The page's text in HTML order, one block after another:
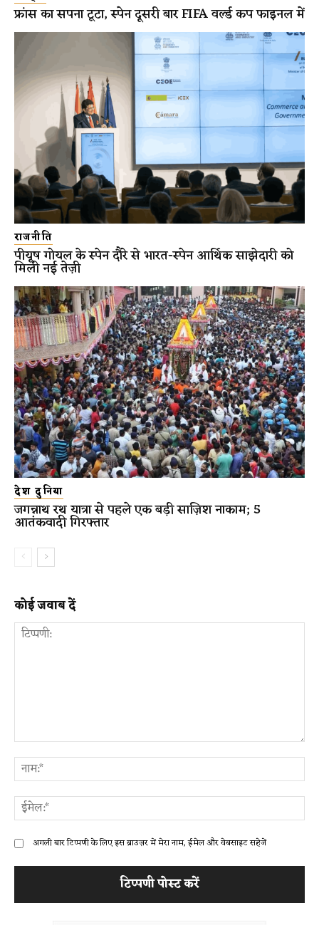
फ्रांस का सपना टूटा, स्पेन दूसरी बार FIFA वर्ल्ड कप फाइनल में
राजनीति
पीयूष गोयल के स्पेन दौरे से भारत-स्पेन आर्थिक साझेदारी को
मिली नई तेज़ी
देश दुनिया
जगन्नाथ रथ यात्रा से पहले एक बड़ी साज़िश नाकाम; 5
आतंकवादी गिरफ्तार
कोई जवाब दें
अगली बार टिप्पणी के लिए इस ब्राउज़र में मेरा नाम, ईमेल और वेबसाइट सहेजें